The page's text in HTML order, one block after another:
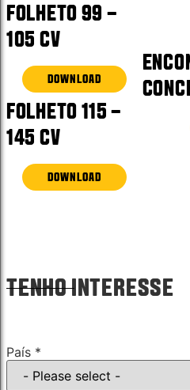
FOLHETO 99 –
105 CV
DOWNLOAD
FOLHETO 115 –
145 CV
DOWNLOAD
TENHO INTERESSE
País *